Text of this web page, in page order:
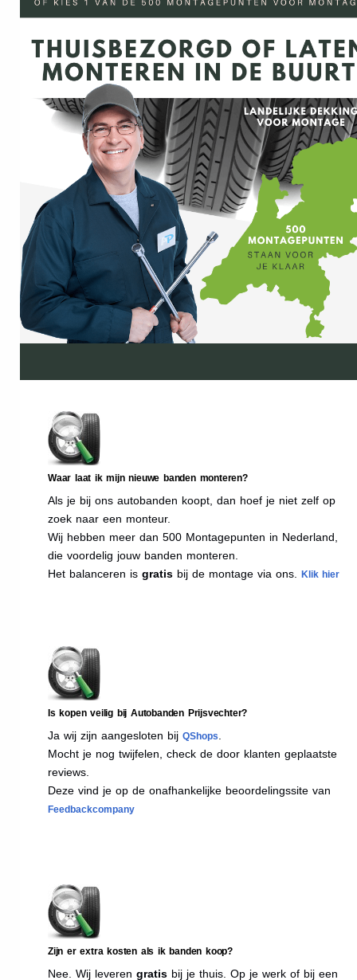
Waar laat ik mijn nieuwe banden monteren?
Als je bij ons autobanden koopt, dan hoef je niet zelf op
zoek naar een monteur.
Wij hebben meer dan 500 Montagepunten in Nederland,
die voordelig jouw banden monteren.
Het balanceren is gratis bij de montage via ons. Klik hier
Is kopen veilig bij Autobanden Prijsvechter?
Ja wij zijn aangesloten bij QShops
Mocht je nog twijfelen, check de door klanten geplaatste
reviews.
Deze vind je op de onafhankelijke beoordelingssite van
Feedbackcompany
Zijn er extra kosten als ik banden koop?
Nee. Wij leveren gratis bij je thuis. Op je werk of bij een